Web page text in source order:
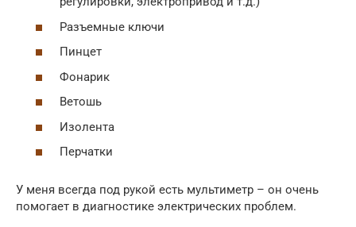
Разъемные ключи
Пинцет
Фонарик
Ветошь
Изолента
Перчатки
У меня всегда под рукой есть мультиметр – он очень
помогает в диагностике электрических проблем.